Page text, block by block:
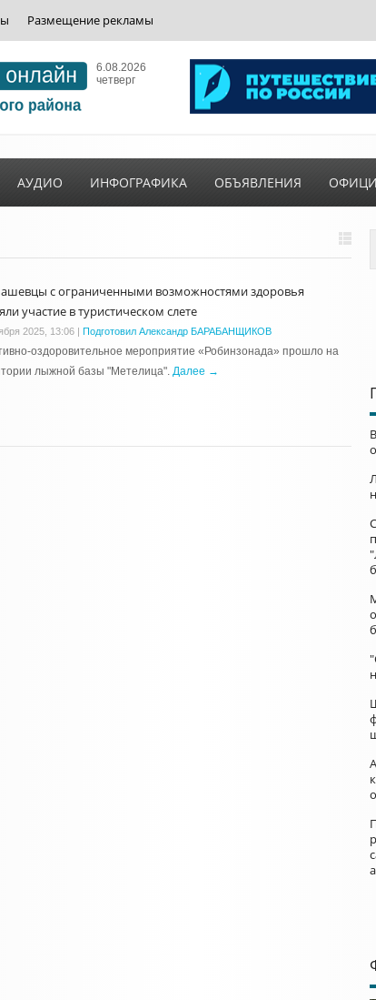
Размещение рекламы
6.08.2026
четверг
АУДИО ИНФОГРАФИКА ОБЪЯВЛЕНИЯ
с ограниченными возможностями здоровья
участие в туристическом слете
2025, 13:06 | Подготовил Александр БАРАБАНЩИКОВ
оздоровительное мероприятие «Робинзонада» прошло на
лыжной базы "Метелица". Далее →